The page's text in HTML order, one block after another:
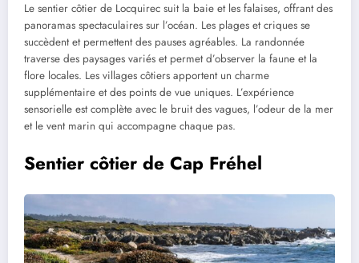
Le sentier côtier de Locquirec suit la baie et les falaises, offrant des
panoramas spectaculaires sur l’océan. Les plages et criques se
succèdent et permettent des pauses agréables. La randonnée
traverse des paysages variés et permet d’observer la faune et la
flore locales. Les villages côtiers apportent un charme
supplémentaire et des points de vue uniques. L’expérience
sensorielle est complète avec le bruit des vagues, l’odeur de la mer
et le vent marin qui accompagne chaque pas.
Sentier côtier de Cap Fréhel